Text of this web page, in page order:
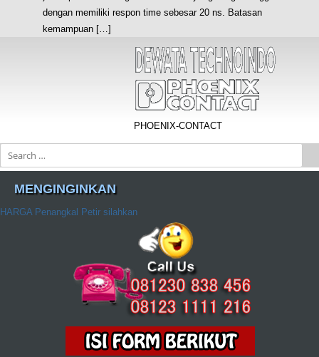
dengan memiliki respon time sebesar 20 ns. Batasan
kemampuan […]
PHOENIX-CONTACT
Search
MENGINGINKAN
HARGA Penangkal Petir silahkan